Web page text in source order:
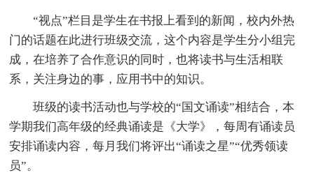
“视点”栏目是学生在书报上看到的新闻，校内外热
门的话题在此进行班级交流，这个内容是学生分小组完
成，在培养了合作意识的同时，也将读书与生活相联
系，关注身边的事，应用书中的知识。
班级的读书活动也与学校的“国文诵读”相结合，本
学期我们高年级的经典诵读是《大学》，每周有诵读员
安排诵读内容，每月我们将评出“诵读之星”“优秀领读
员”。